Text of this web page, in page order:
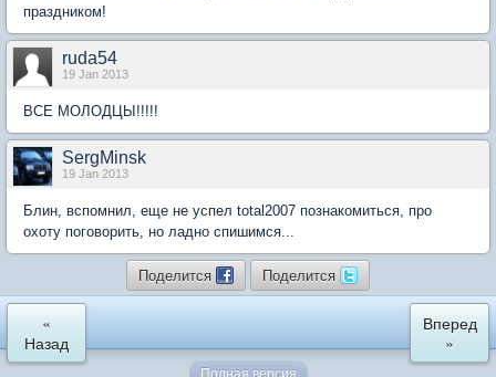
праздником!
ruda54
19 Jan 2013
ВСЕ МОЛОДЦЫ!!!!!
SergMinsk
19 Jan 2013
Блин, вспомнил, еще не успел total2007 познакомиться, про
охоту поговорить, но ладно спишимся...
Поделится Поделится
«
Назад
Вперед
»
Полная версия